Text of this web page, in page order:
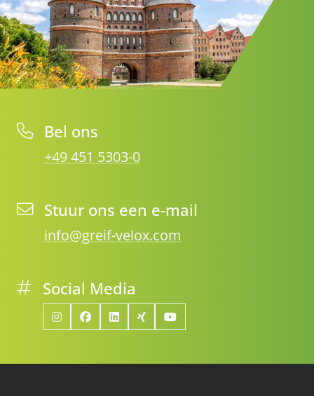
Bel ons
+49 451 5303-0
Stuur ons een e-mail
info@greif-velox.com
Social Media